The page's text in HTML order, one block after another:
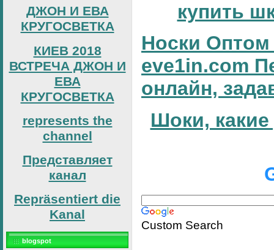
ДЖОН И ЕВА
КРУГОСВЕТКА
КИЕВ 2018
ВСТРЕЧА ДЖОН И
ЕВА
КРУГОСВЕТКА
represents the
channel
Представляет
канал
Repräsentiert die
Kanal
blogspot
купить
Носки Оптом
eve1in.com
онлайн,
Шоки, какие
Custom Search